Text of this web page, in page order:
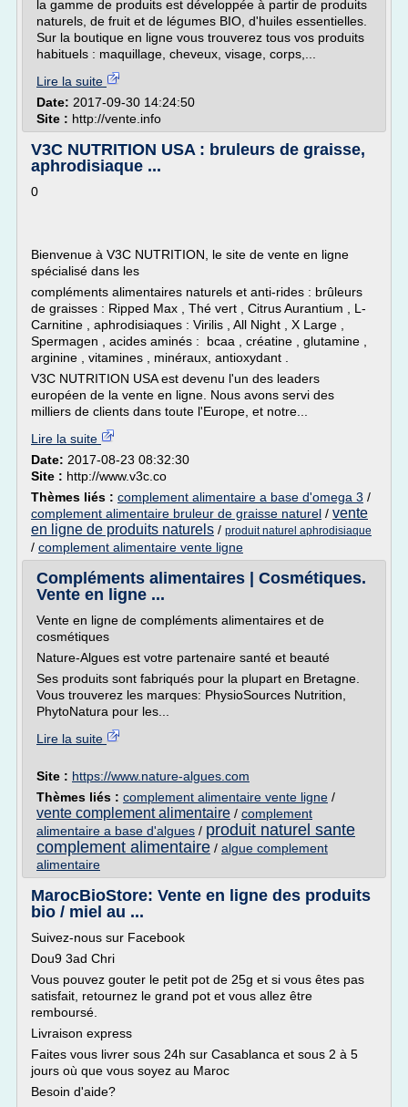
la gamme de produits est développée à partir de produits
naturels, de fruit et de légumes BIO, d'huiles essentielles.
Sur la boutique en ligne vous trouverez tous vos produits
habituels : maquillage, cheveux, visage, corps,...
Lire la suite
Date: 2017-09-30 14:24:50
Site : http://vente.info
V3C NUTRITION USA : bruleurs de graisse,
aphrodisiaque ...
0
Bienvenue à V3C NUTRITION, le site de vente en ligne
spécialisé dans les
compléments alimentaires naturels et anti-rides : brûleurs
de graisses : Ripped Max , Thé vert , Citrus Aurantium , L-
Carnitine , aphrodisiaques : Virilis , All Night , X Large ,
Spermagen , acides aminés : bcaa , créatine , glutamine ,
arginine , vitamines , minéraux, antioxydant .
V3C NUTRITION USA est devenu l'un des leaders
européen de la vente en ligne. Nous avons servi des
milliers de clients dans toute l'Europe, et notre...
Lire la suite
Date: 2017-08-23 08:32:30
Site : http://www.v3c.co
Thèmes liés : complement alimentaire a base d'omega 3 /
complement alimentaire bruleur de graisse naturel / vente
en ligne de produits naturels / produit naturel aphrodisiaque
/ complement alimentaire vente ligne
Compléments alimentaires | Cosmétiques.
Vente en ligne ...
Vente en ligne de compléments alimentaires et de
cosmétiques
Nature-Algues est votre partenaire santé et beauté
Ses produits sont fabriqués pour la plupart en Bretagne.
Vous trouverez les marques: PhysioSources Nutrition,
PhytoNatura pour les...
Lire la suite
Site : https://www.nature-algues.com
Thèmes liés : complement alimentaire vente ligne /
vente complement alimentaire / complement
alimentaire a base d'algues / produit naturel sante
complement alimentaire / algue complement
alimentaire
MarocBioStore: Vente en ligne des produits
bio / miel au ...
Suivez-nous sur Facebook
Dou9 3ad Chri
Vous pouvez gouter le petit pot de 25g et si vous êtes pas
satisfait, retournez le grand pot et vous allez être
remboursé.
Livraison express
Faites vous livrer sous 24h sur Casablanca et sous 2 à 5
jours où que vous soyez au Maroc
Besoin d'aide?